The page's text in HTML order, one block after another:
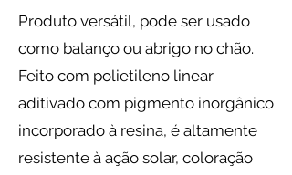
Produto versátil, pode ser usado
como balanço ou abrigo no chão.
Feito com polietileno linear
aditivado com pigmento inorgânico
incorporado à resina, é altamente
resistente à ação solar, coloração